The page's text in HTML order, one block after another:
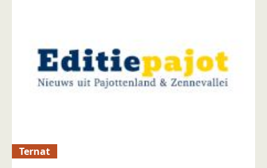
Ternat